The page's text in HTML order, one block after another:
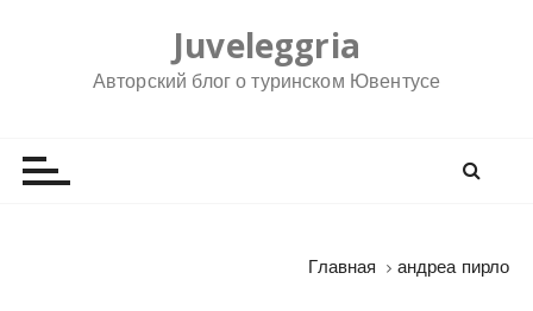
Juveleggria
Авторский блог о туринском Ювентусе
Главная андреа пирло